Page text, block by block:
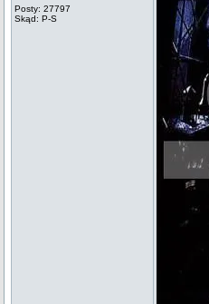
Posty: 27797
Skąd: P-S